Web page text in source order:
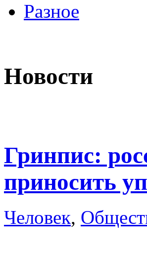
Разное
Новости
Гринпис:
приносить
Человек,